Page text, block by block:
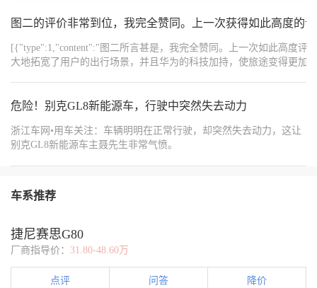
图二的评价非常到位，我完全赞同。上一次获得如此高度的
[{"type":1,"content":"图二所言甚是，我完全赞同。上一次如此高度评
大地拓宽了用户的出行场景，并且华为的科技加持，使旅途变得更加
{"width":"690","type":2,"content":"https://img1.baa.bitautotech.com/
{"width":"690","type":2,"content":"https://img1.baa.bitautotech.com/
危险！别克GL8新能源车，行驶中突然失去动力
浙江车网•用车关注：车辆明明在正常行驶，却突然失去动力，这让
别克GL8新能源车主聂先生非常气愤。
车系推荐
捷尼赛思G80
厂商指导价： 31.80-48.60万
点评 问答 降价